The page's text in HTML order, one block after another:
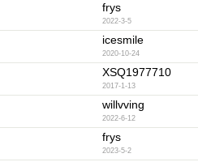
frys
2022-3-5
icesmile
2020-10-24
XSQ1977710
2017-1-13
willvving
2022-6-12
frys
2023-5-2